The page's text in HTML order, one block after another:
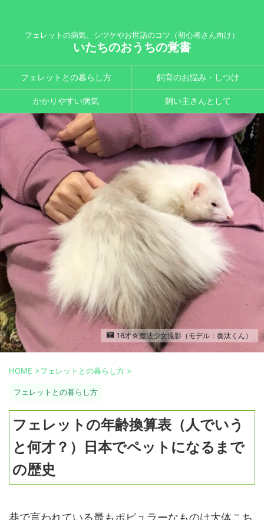
フェレットの病気、シツケやお世話のコツ（初心者さん向け）
いたちのおうちの覚書
フェレットとの暮らし方 飼育のお悩み・しつけ
かかりやすい病気 飼い主さんとして
16才☆魔法少女撮影（モデル：奏汰くん）
HOME >フェレットとの暮らし方 >
フェレットとの暮らし方
フェレットの年齢換算表（人でいう
と何才？）日本でペットになるまで
の歴史
巷で言われている最もポピュラーなものは大体こち